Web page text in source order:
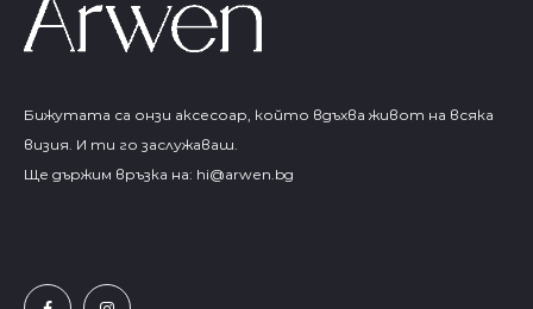
Бижутата са онзи аксесоар, който вдъхва живот на всяка
визия. И ти го заслужаваш.
Ще държим връзка на: hi@arwen.bg